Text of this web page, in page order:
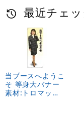
最近チェ
当ブースへようこ
そ 等身大バナー
素材:トロマット